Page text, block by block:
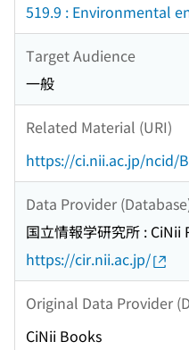
519.9 : Environmental
Target Audience
一般
Related Material (URI)
https://ci.nii.ac.jp/ncid/
Data Provider
国立情報学研究所 : CiNii
https://cir.nii.ac.jp/
Original Data Provider
CiNii Books